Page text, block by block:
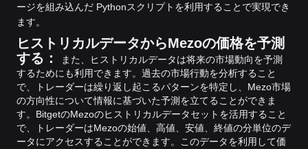
ージを組み込んだ Pythonスクリプトを利用することで実現でき
ます。
ヒストリカルデータからMezoの価格を予測
する：
また、ヒストリカルデータは将来の市場動向を予測
するためにも利用できます。過去の市場行動を分析すること
で、トレーダーは繰り返し起こるパターンを特定し、Mezo市場
の方向性について情報に基づいた予測を立てることができま
す。 BitgetのMezoのヒストリカルデータセットを活用すること
で、トレーダーはMezoの始値、高値、安値、終値の分単位のデ
ータにアクセスすることができます。このデータを利用して価